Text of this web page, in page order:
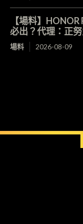
【場料】
必出？代理：正
場料 2026-08-09